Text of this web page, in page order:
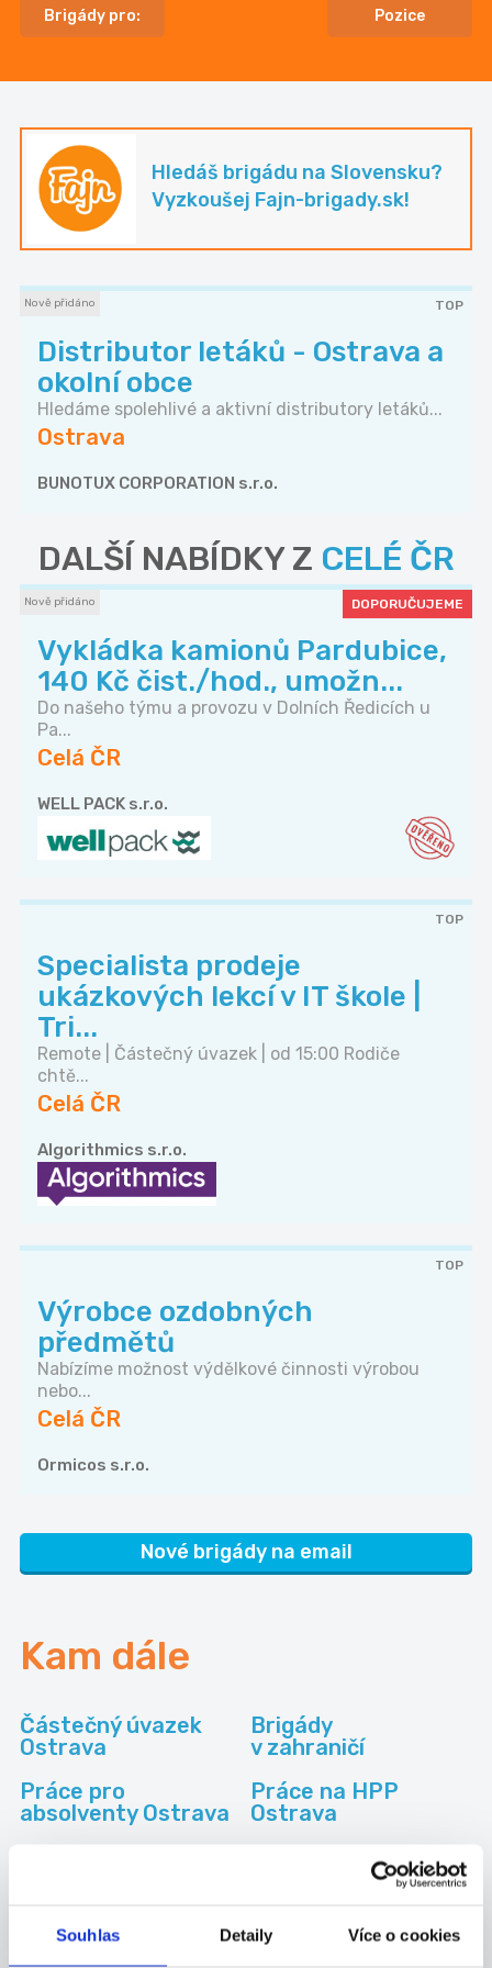
Souhlas Detaily Více o cookies
Brigády pro: Pozice
Hledáš brigádu na Slovensku?
Vyzkoušej Fajn-brigady.sk!
Nově přidáno TOP
Distributor letáků - Ostrava a
okolní obce
Hledáme spolehlivé a aktivní distributory letáků...
Ostrava
BUNOTUX CORPORATION s.r.o.
DALŠÍ NABÍDKY Z CELÉ ČR
Nově přidáno DOPORUČUJEME
Vykládka kamionů Pardubice,
140 Kč čist./hod., umožn...
Do našeho týmu a provozu v Dolních Ředicích u
Pa...
Celá ČR
WELL PACK s.r.o.
TOP
Specialista prodeje
ukázkových lekcí v IT škole |
Tri...
Remote | Částečný úvazek | od 15:00 Rodiče
chtě...
Celá ČR
Algorithmics s.r.o.
TOP
Výrobce ozdobných
předmětů
Nabízíme možnost výdělkové činnosti výrobou
nebo...
Celá ČR
Ormicos s.r.o.
Nové brigády na email
Kam dále
Částečný úvazek
Ostrava
Brigády
v zahraničí
Práce pro
absolventy Ostrava
Práce na HPP
Ostrava
Kategorie brigád